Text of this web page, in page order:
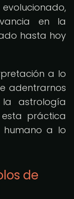
en la
hasta hoy
a lo
adentrarnos
astrología
práctica
humano a lo
de